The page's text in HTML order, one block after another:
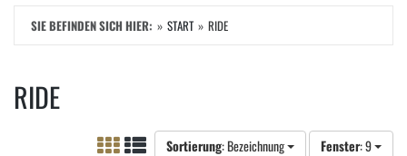
SIE BEFINDEN SICH HIER: START RIDE
RIDE
Sortierung: Bezeichnung Fenster: 9